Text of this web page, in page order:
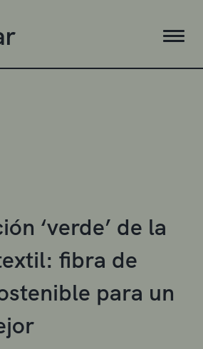
‘verde’ de la
fibra de
para un